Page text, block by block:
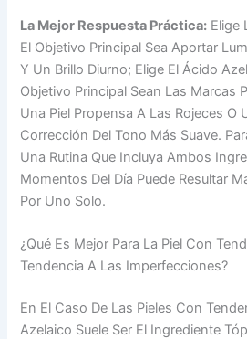
La Mejor Respuesta Práctica: Elige
El Objetivo Principal Sea Aportar
Y Un Brillo Diurno; Elige El Ácido
Objetivo Principal Sean Las Marcas
Una Piel Propensa A Las Rojeces O
Corrección Del Tono Más Suave.
Una Rutina Que Incluya Ambos
Momentos Del Día Puede Resultar
Por Uno Solo.
¿Qué Es Mejor Para La Piel Con
Tendencia A Las Imperfecciones?
En El Caso De Las Pieles Con
Azelaico Suele Ser El Ingrediente